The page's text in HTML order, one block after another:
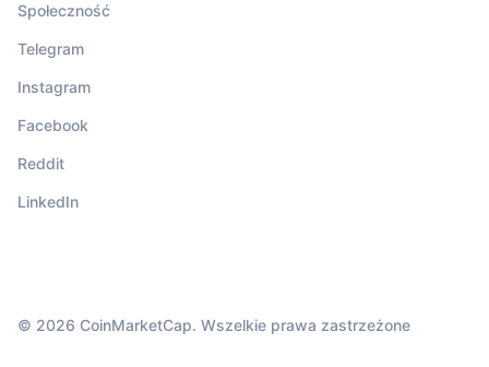
Społeczność
Telegram
Instagram
Facebook
Reddit
LinkedIn
© 2026 CoinMarketCap. Wszelkie prawa zastrzeżone